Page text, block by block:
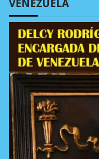
VENEZUELA